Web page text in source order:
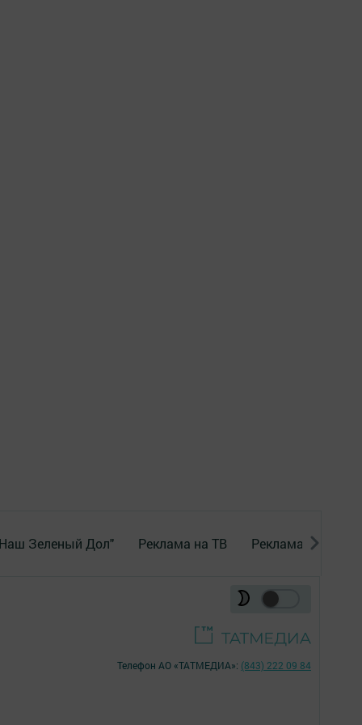
Зеленый Дол" Реклама на ТВ Реклама в
Телефон АО «ТАТМЕДИА»: (843) 222 09 84